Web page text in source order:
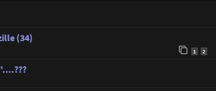
(34)
1 2